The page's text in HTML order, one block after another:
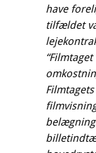
have
tilfældet